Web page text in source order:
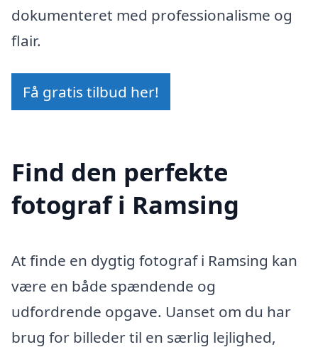
dokumenteret med professionalisme og
flair.
Få gratis tilbud her!
Find den perfekte
fotograf i Ramsing
At finde en dygtig fotograf i Ramsing kan
være en både spændende og
udfordrende opgave. Uanset om du har
brug for billeder til en særlig lejlighed,